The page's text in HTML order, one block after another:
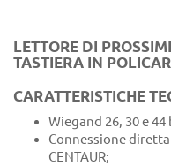
LETTORE DI
TASTIERA IN
CARATTERISTICHE
Wiegand 26, 30 e 44
Connessione
CENTAUR;